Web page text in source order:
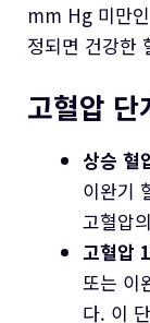
mm Hg 미만
정되면 건강한
고혈압 단
상승 혈
이완기
고혈압
고혈압
또는 이
다. 이